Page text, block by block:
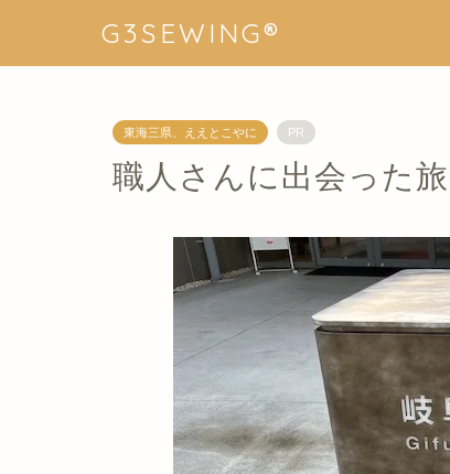
G3SEWING®︎
東海三県、ええとこやに PR
職人さんに出会った旅